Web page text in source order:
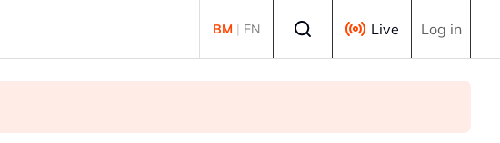
BM | EN Live Log in